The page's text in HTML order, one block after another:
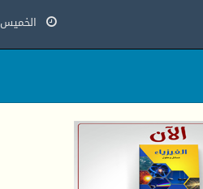
الخميس 6 اغسطس 2026 م - 20 صفر 1448هـ